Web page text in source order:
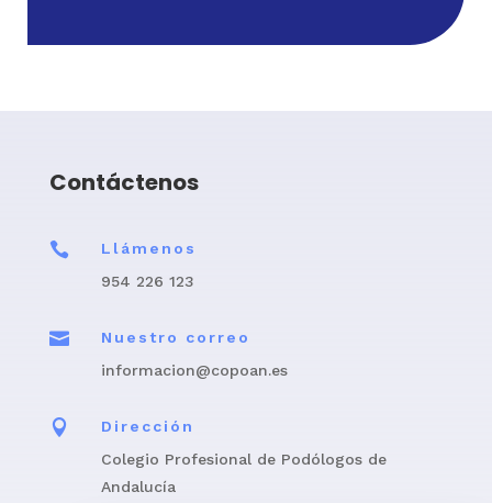
Contáctenos

Llámenos
954 226 123

Nuestro correo
informacion@copoan.es

Dirección
Colegio Profesional de Podólogos de
Andalucía